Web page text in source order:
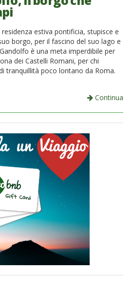
estiva pontificia, stupisce e
borgo, per il fascino del suo lago e
è una meta imperdibile per
dei Castelli Romani, per chi
tranquillità poco lontano da Roma.
Continua